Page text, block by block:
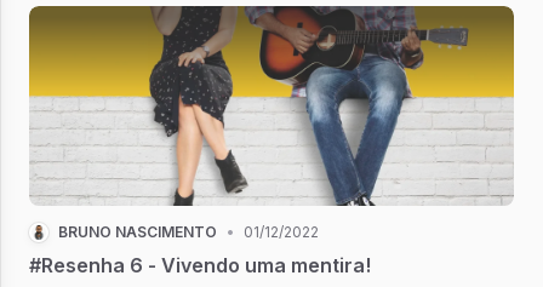
BRUNO NASCIMENTO • 01/12/2022
#Resenha 6 - Vivendo uma mentira!